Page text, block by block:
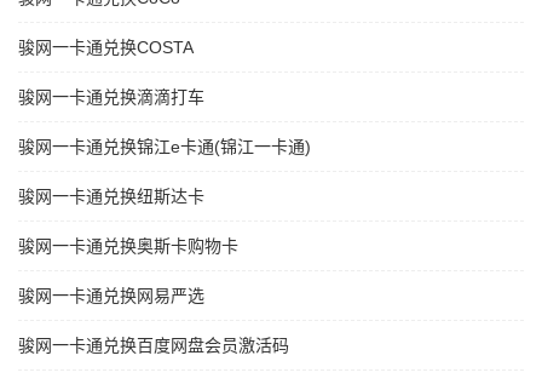
骏网一卡通兑换COSTA
骏网一卡通兑换滴滴打车
骏网一卡通兑换锦江e卡通(锦江一卡通)
骏网一卡通兑换纽斯达卡
骏网一卡通兑换奥斯卡购物卡
骏网一卡通兑换网易严选
骏网一卡通兑换百度网盘会员激活码